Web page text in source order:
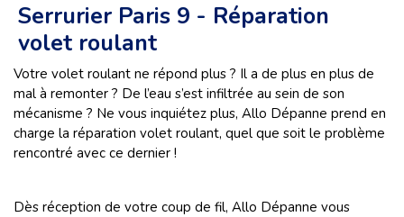
Serrurier Paris 9 - Réparation
volet roulant
Votre volet roulant ne répond plus ? Il a de plus en plus de
mal à remonter ? De l’eau s’est infiltrée au sein de son
mécanisme ? Ne vous inquiétez plus, Allo Dépanne prend en
charge la réparation volet roulant, quel que soit le problème
rencontré avec ce dernier !
Dès réception de votre coup de fil, Allo Dépanne vous